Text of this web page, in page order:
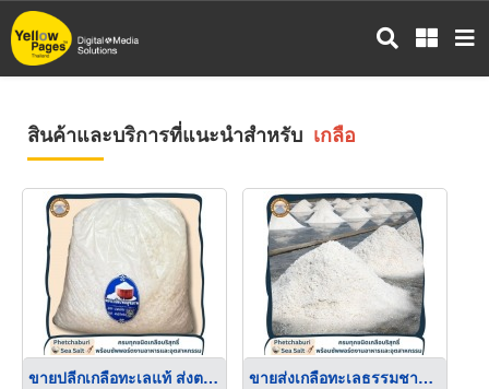
ข้าม
ไป
สินค้าและบริการที่แนะนำสำหรับ เกลือ
ขายปลีกเกลือทะเลแท้ ส่งตรงจากนาเกลือเพรชบุรี ขายส่งเกลือทะเลธรรมชาติ มีเก็บเงินปลายทาง